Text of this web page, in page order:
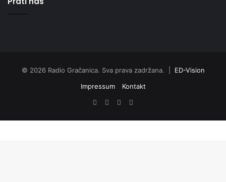
© 2026 Radio Gračanica. Sva prava zadržana. | ED-Vision
Impressum
Kontakt